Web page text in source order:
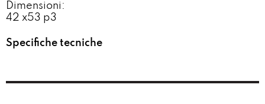
Dimensioni:
42 x53 p3
Specifiche tecniche